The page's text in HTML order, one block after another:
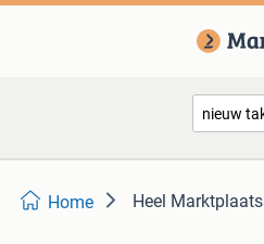
Home Heel Marktplaats